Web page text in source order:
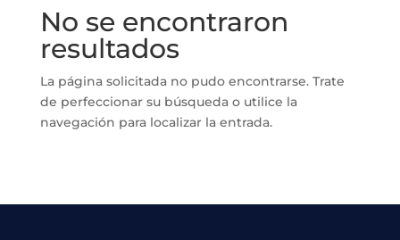
No se encontraron
resultados
La página solicitada no pudo encontrarse. Trate
de perfeccionar su búsqueda o utilice la
navegación para localizar la entrada.